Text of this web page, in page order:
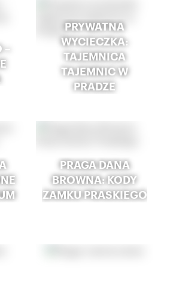
PRYWATNA
WYCIECZKA:
TAJEMNICA
TAJEMNIC W
PRADZE
PRAGA DANA
BROWNA: KODY
ZAMKU PRASKIEGO